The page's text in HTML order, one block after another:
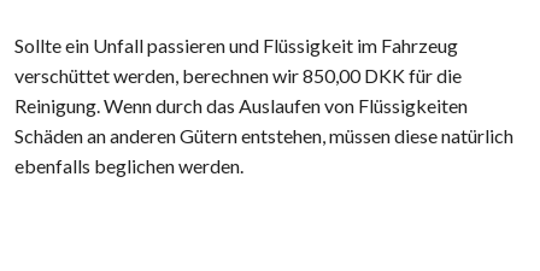
Sollte ein Unfall passieren und Flüssigkeit im Fahrzeug
verschüttet werden, berechnen wir 850,00 DKK für die
Reinigung. Wenn durch das Auslaufen von Flüssigkeiten
Schäden an anderen Gütern entstehen, müssen diese natürlich
ebenfalls beglichen werden.​